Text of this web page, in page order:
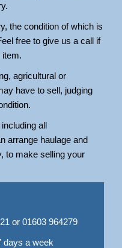
the condition of which is
free to give us a call if
item.
agricultural or
have to sell, judging
all
arrange haulage and
to make selling your
or 01603 964279
days a week